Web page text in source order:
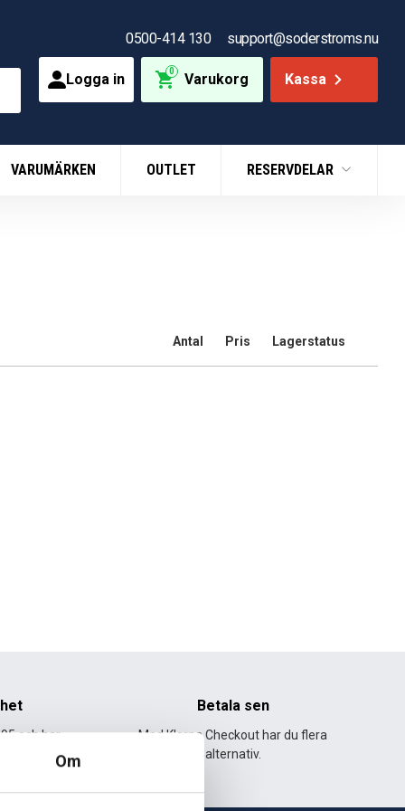
Om
0500-414 130 support@soderstroms.nu
Logga in 0 Varukorg Kassa
VARUMÄRKEN OUTLET RESERVDELAR
Antal Pris Lagerstatus
och har
Betala sen
Med Klarna Checkout har du flera
alternativ.